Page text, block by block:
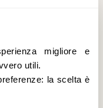
migliore e
utili.
la scelta è
Sardegna integra
i Comuni di
perduto che si
residenza e la